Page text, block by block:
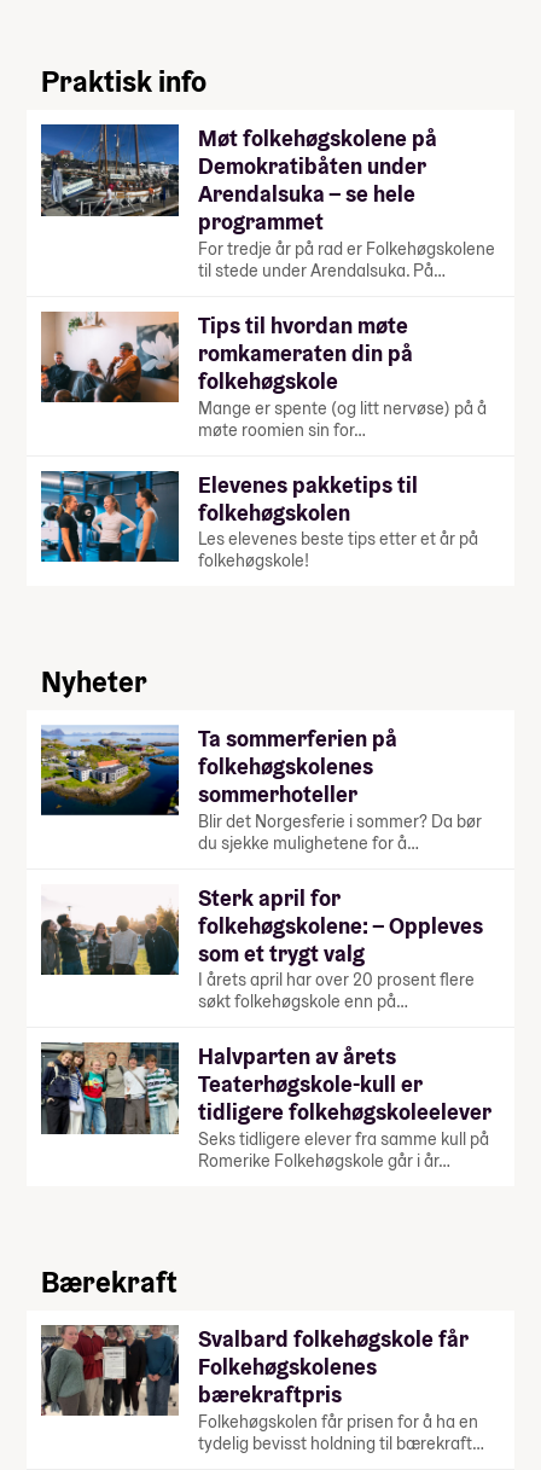
Praktisk info
Møt folkehøgskolene på
Demokratibåten under
Arendalsuka – se hele
programmet
For tredje år på rad er Folkehøgskolene
til stede under Arendalsuka. På…
Tips til hvordan møte
romkameraten din på
folkehøgskole
Mange er spente (og litt nervøse) på å
møte roomien sin for…
Elevenes pakketips til
folkehøgskolen
Les elevenes beste tips etter et år på
folkehøgskole!
Nyheter
Ta sommerferien på
folkehøgskolenes
sommerhoteller
Blir det Norgesferie i sommer? Da bør
du sjekke mulighetene for å…
Sterk april for
folkehøgskolene: – Oppleves
som et trygt valg
I årets april har over 20 prosent flere
søkt folkehøgskole enn på…
Halvparten av årets
Teaterhøgskole-kull er
tidligere folkehøgskoleelever
Seks tidligere elever fra samme kull på
Romerike Folkehøgskole går i år…
Bærekraft
Svalbard folkehøgskole får
Folkehøgskolenes
bærekraftpris
Folkehøgskolen får prisen for å ha en
tydelig bevisst holdning til bærekraft…